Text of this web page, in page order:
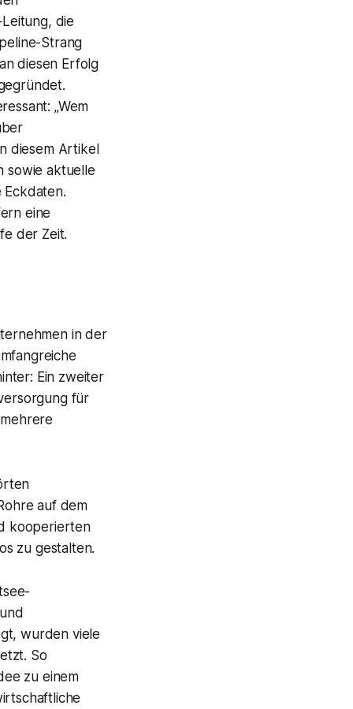
die
Strang
diesen Erfolg
„Wem
diesem Artikel
sowie aktuelle
eine
der Zeit.
in der
Ein zweiter
für
auf dem
kooperierten
zu gestalten.
wurden viele
So
zu einem